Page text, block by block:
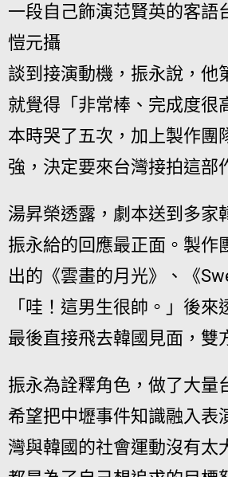
一段自己飾演范賢英的客語
愷元攝
談到接演動機，振永說，他
就覺得「非常棒、完成度很
本時哭了五次，加上製作團
強，決定要來台灣接拍這部
湯昇榮透露，劇本送到多家
振永給的回應最正面。製作
出的《雲畫的月光》、《
「哇！這男生很帥。」後來
最後直接飛去韓國見面，雙
振永為詮釋角色，做了大量
希望把中壢事件知識融入表
灣與韓國的社會運動沒有太